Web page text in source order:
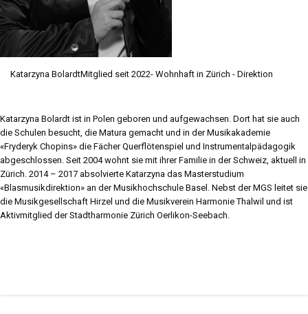
Katarzyna BolardtMitglied seit 2022- Wohnhaft in Zürich - Direktion
Katarzyna Bolardt ist in Polen geboren und aufgewachsen. Dort hat sie auch
die Schulen besucht, die Matura gemacht und in der Musikakademie
«Fryderyk Chopins» die Fächer Querflötenspiel und Instrumentalpädagogik
abgeschlossen. Seit 2004 wohnt sie mit ihrer Familie in der Schweiz, aktuell in
Zürich. 2014 – 2017 absolvierte Katarzyna das Masterstudium
«Blasmusikdirektion» an der Musikhochschule Basel. Nebst der MGS leitet sie
die Musikgesellschaft Hirzel und die Musikverein Harmonie Thalwil und ist
Aktivmitglied der Stadtharmonie Zürich Oerlikon-Seebach.